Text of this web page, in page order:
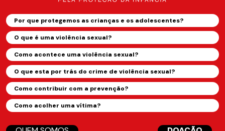
Por que protegemos as crianças e os adolescentes?
O que é uma violência sexual?
Como acontece uma violência sexual?
O que esta por trás do crime de violência sexual?
Como contribuir com a prevenção?
Como acolher uma vítima?